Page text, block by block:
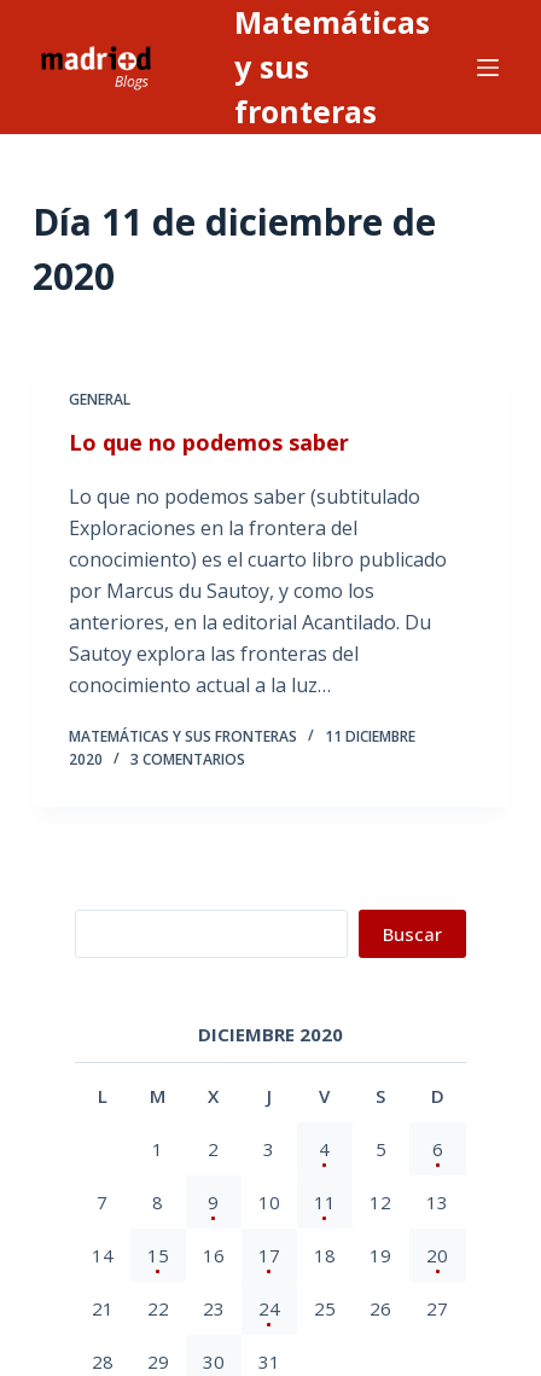
Matemáticas
y sus
fronteras
Día 11 de diciembre de
2020
GENERAL
Lo que no podemos saber
Lo que no podemos saber (subtitulado
Exploraciones en la frontera del
conocimiento) es el cuarto libro publicado
por Marcus du Sautoy, y como los
anteriores, en la editorial Acantilado. Du
Sautoy explora las fronteras del
conocimiento actual a la luz…
MATEMÁTICAS Y SUS FRONTERAS
11 DICIEMBRE
2020
3 COMENTARIOS
Buscar
DICIEMBRE 2020
L M X J V S D
1 2 3 4 5 6
7 8 9 10 11 12 13
14 15 16 17 18 19 20
21 22 23 24 25 26 27
28 29 30 31